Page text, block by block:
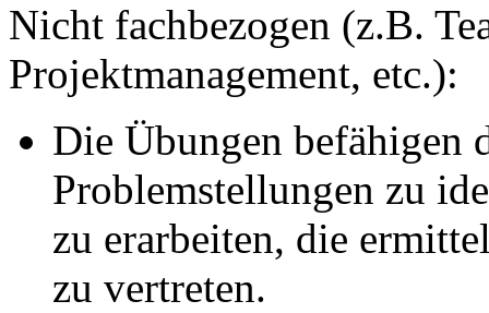
Nicht fachbezogen (z.B.
Projektmanagement, etc.):
Die Übungen befähigen
Problemstellungen zu
zu erarbeiten, die
zu vertreten.